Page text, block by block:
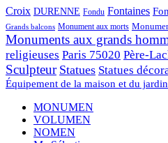
Croix DURENNE Fondu Fontaines
Grands balcons Monument aux morts
Monuments aux grands
religieuses Paris 75020 Père-
Sculpteur Statues Statues
Équipement de la maison et du jardin
MONUMEN
VOLUMEN
NOMEN